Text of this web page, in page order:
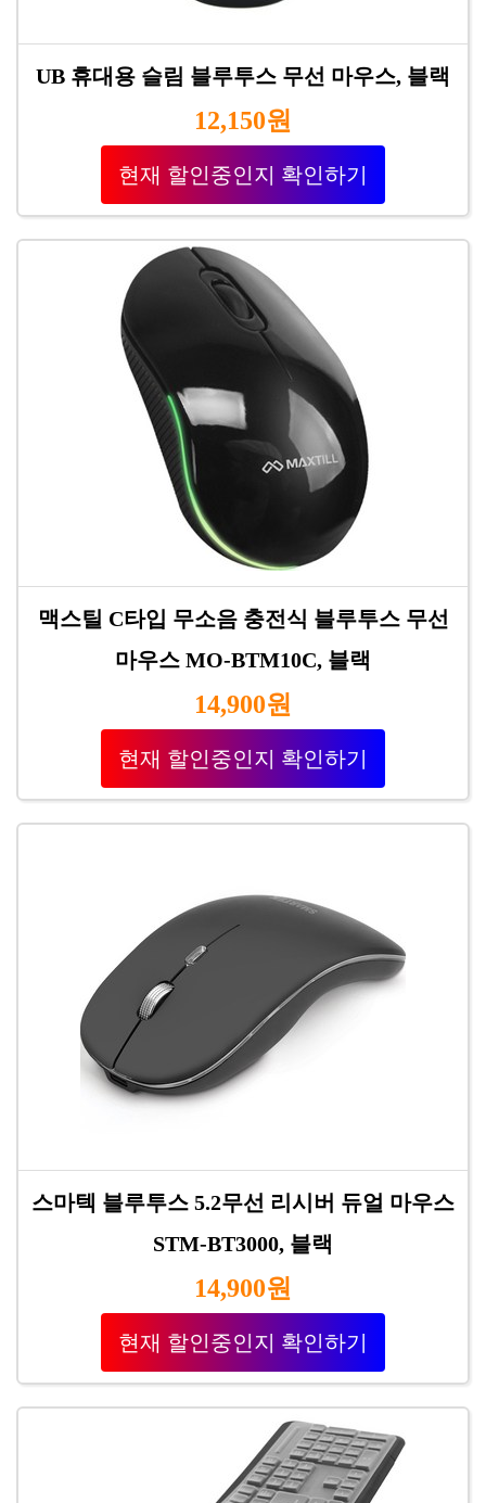
UB 휴대용 슬림 블루투스 무선 마우스, 블랙
12,150원
현재 할인중인지 확인하기
맥스틸 C타입 무소음 충전식 블루투스 무선
마우스 MO-BTM10C, 블랙
14,900원
현재 할인중인지 확인하기
스마텍 블루투스 5.2무선 리시버 듀얼 마우스
STM-BT3000, 블랙
14,900원
현재 할인중인지 확인하기